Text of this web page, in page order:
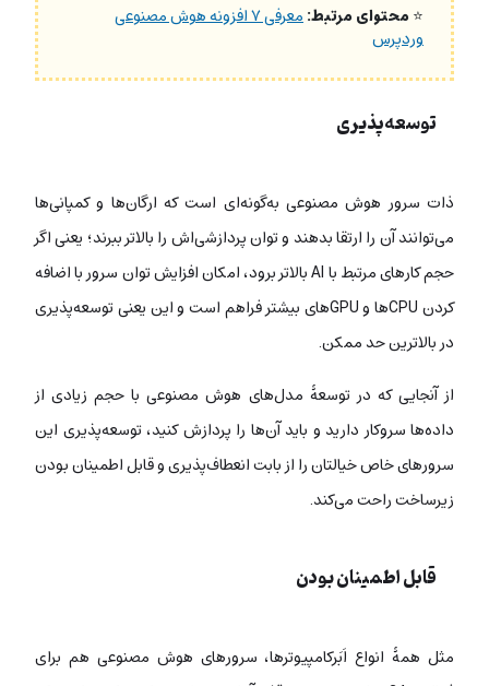
⭐محتوای مرتبط: معرفی ۷ افزونه هوش مصنوعی
وردپرس
توسعه‌پذیری
ذات سرور هوش مصنوعی به‌گونه‌ای است که ارگان‌ها و کمپانی‌ها
می‌توانند آن را ارتقا بدهند و توان پردازشی‌اش را بالاتر ببرند؛ یعنی اگر
حجم کارهای مرتبط با AI بالاتر برود، امکان افزایش توان سرور با اضافه
کردن CPUها و GPUهای بیشتر فراهم است و این یعنی توسعه‌پذیری
در بالاترین حد ممکن.
از آنجایی که در توسعۀ مدل‌های هوش مصنوعی با حجم زیادی از
داده‌ها سروکار دارید و باید آن‌ها را پردازش کنید، توسعه‌پذیری این
سرورهای خاص خیالتان را از بابت انعطاف‌پذیری و قابل اطمینان بودن
زیرساخت راحت می‌کند.
قابل اطمینان بودن
مثل همۀ انواع اَبَرکامپیوترها، سرورهای هوش مصنوعی هم برای